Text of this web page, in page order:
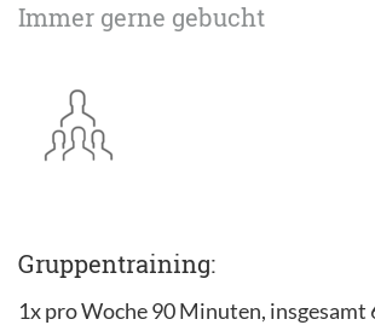
Immer gerne gebucht
Gruppentraining:
1x pro Woche 90 Minuten, insgesamt